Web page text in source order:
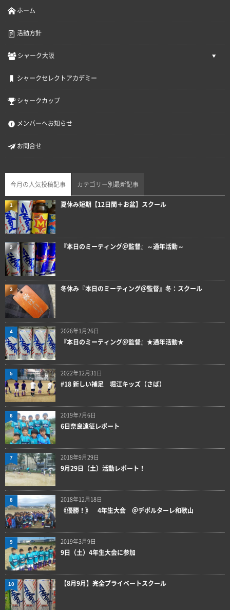
ホーム
活動方針
シャーク大阪
シャークセレクトアカデミー
シャークカップ
メンバーへお知らせ
お問合せ
今月の人気投稿記事 カテゴリー別最新記事
夏休み短期【12日間＋お盆】スクール
1
『本日のミーティング＠監督』～通年活動～
2
冬休み『本日のミーティング＠監督』冬：スクール
3
2026年1月26日
『本日のミーティング＠監督』★通年活動★
4
2022年12月31日
#18 新しい補足 堀江キッズ（さば）
5
2019年7月6日
6日奈良遠征レポート
6
2018年9月29日
9月29日（土）活動レポート！
7
2018年12月18日
《優勝！》 4年生大会 ＠デポルターレ和歌山
8
2019年3月9日
9日（土）4年生大会に参加
9
【8月9月】完全プライベートスクール
10